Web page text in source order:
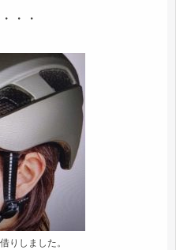
・・
りしました。